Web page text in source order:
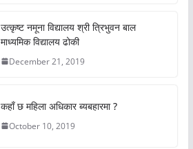
उत्कृष्ट नमूना विद्यालय श्री त्रिभुवन बाल
माध्यमिक विद्यालय ढोकी
December 21, 2019
कहाँ छ महिला अधिकार ब्यबहारमा ?
October 10, 2019